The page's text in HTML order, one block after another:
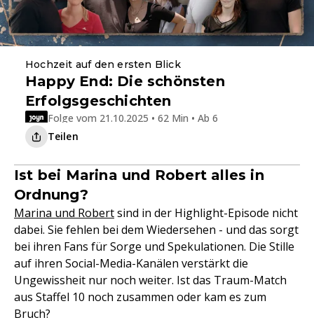
Hochzeit auf den ersten Blick
Happy End: Die schönsten
Erfolgsgeschichten
Folge vom 21.10.2025 • 62 Min • Ab 6
Teilen
Ist bei Marina und Robert alles in
Ordnung?
Marina und Robertsind in der Highlight-Episode nicht
dabei. Sie fehlen bei dem Wiedersehen - und das sorgt
bei ihren Fans für Sorge und Spekulationen. Die Stille
auf ihren Social-Media-Kanälen verstärkt die
Ungewissheit nur noch weiter. Ist das Traum-Match
aus Staffel 10 noch zusammen oder kam es zum
Bruch?